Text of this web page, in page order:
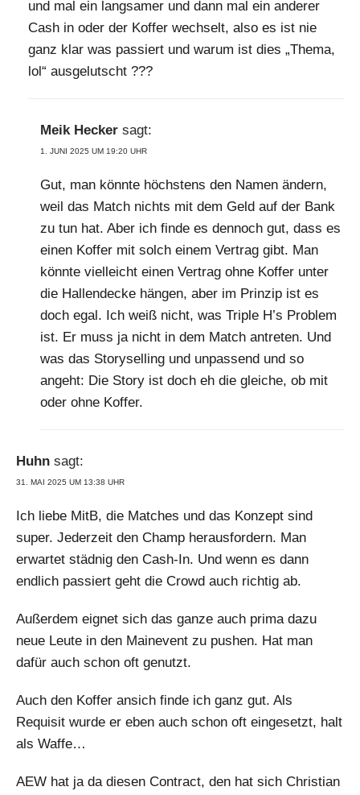
und mal ein langsamer und dann mal ein anderer
Cash in oder der Koffer wechselt, also es ist nie
ganz klar was passiert und warum ist dies „Thema,
lol“ ausgelutscht ???
Meik Hecker sagt:
1. JUNI 2025 UM 19:20 UHR
Gut, man könnte höchstens den Namen ändern,
weil das Match nichts mit dem Geld auf der Bank
zu tun hat. Aber ich finde es dennoch gut, dass es
einen Koffer mit solch einem Vertrag gibt. Man
könnte vielleicht einen Vertrag ohne Koffer unter
die Hallendecke hängen, aber im Prinzip ist es
doch egal. Ich weiß nicht, was Triple H’s Problem
ist. Er muss ja nicht in dem Match antreten. Und
was das Storyselling und unpassend und so
angeht: Die Story ist doch eh die gleiche, ob mit
oder ohne Koffer.
Huhn sagt:
31. MAI 2025 UM 13:38 UHR
Ich liebe MitB, die Matches und das Konzept sind
super. Jederzeit den Champ herausfordern. Man
erwartet städnig den Cash-In. Und wenn es dann
endlich passiert geht die Crowd auch richtig ab.
Außerdem eignet sich das ganze auch prima dazu
neue Leute in den Mainevent zu pushen. Hat man
dafür auch schon oft genutzt.
Auch den Koffer ansich finde ich ganz gut. Als
Requisit wurde er eben auch schon oft eingesetzt, halt
als Waffe…
AEW hat ja da diesen Contract, den hat sich Christian